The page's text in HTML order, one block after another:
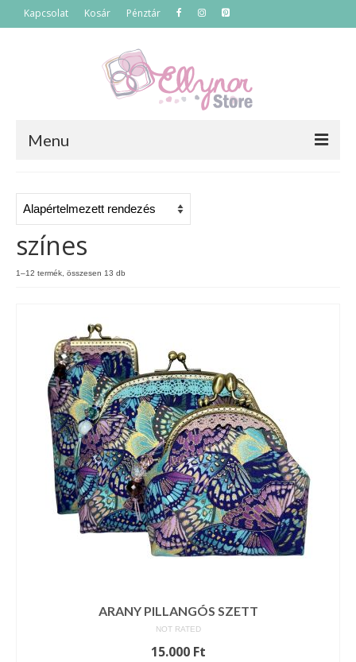
Kapcsolat Kosár Pénztár
Menu
Termékek
Szettek
Akciós termékek
Neszeszerek
Tárcák
Szemüvegtokok
Zsebkendő tartók
Bankkártya tartók
Tolltartók
Mobiltelefon tartók
Piactér
színes
1–12 termék, összesen 13 db
ARANY PILLANGÓS SZETT
NOT RATED
15.000 Ft